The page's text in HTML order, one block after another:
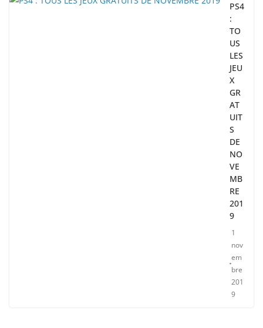
PS4
:
TO
US
LES
JEU
X
GR
AT
UIT
S
DE
NO
VE
MB
RE
201
9
1
nov
em
bre
201
9